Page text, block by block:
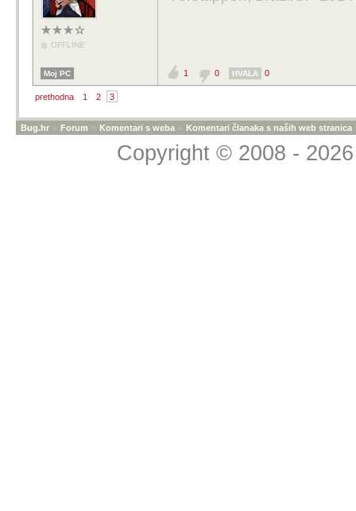
OFFLINE
Moj PC 1 0 HVALA 0
prethodna 1 2 3
Bug.hr » Forum » Komentari s weba » Komentari članaka s naših web stranica
Copyright © 2008 -